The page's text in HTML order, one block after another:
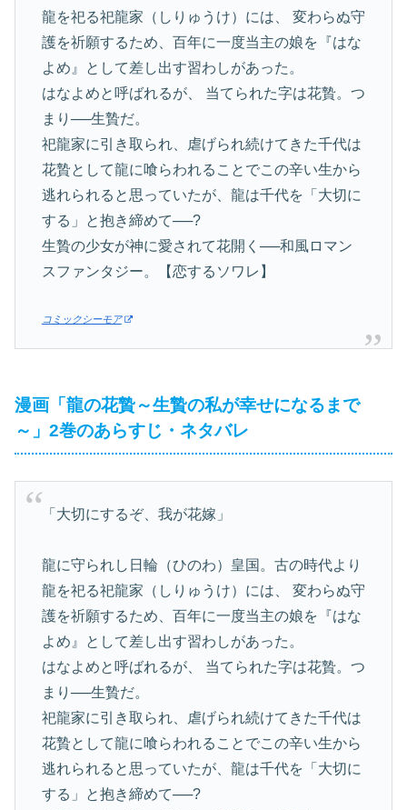
龍を祀る祀龍家（しりゅうけ）には、 変わらぬ守
護を祈願するため、百年に一度当主の娘を『はな
よめ』として差し出す習わしがあった。
はなよめと呼ばれるが、 当てられた字は花贄。つ
まり──生贄だ。
祀龍家に引き取られ、虐げられ続けてきた千代は
花贄として龍に喰らわれることでこの辛い生から
逃れられると思っていたが、龍は千代を「大切に
する」と抱き締めて──?
生贄の少女が神に愛されて花開く──和風ロマン
スファンタジー。【恋するソワレ】
コミックシーモア
漫画「龍の花贄～生贄の私が幸せになるまで
～」2巻のあらすじ・ネタバレ
「大切にするぞ、我が花嫁」
龍に守られし日輪（ひのわ）皇国。古の時代より
龍を祀る祀龍家（しりゅうけ）には、 変わらぬ守
護を祈願するため、百年に一度当主の娘を『はな
よめ』として差し出す習わしがあった。
はなよめと呼ばれるが、 当てられた字は花贄。つ
まり──生贄だ。
祀龍家に引き取られ、虐げられ続けてきた千代は
花贄として龍に喰らわれることでこの辛い生から
逃れられると思っていたが、龍は千代を「大切に
する」と抱き締めて──?